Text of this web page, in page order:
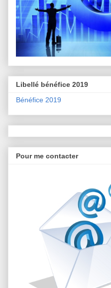
Libellé bénéfice 2019
Bénéfice 2019
Pour me contacter